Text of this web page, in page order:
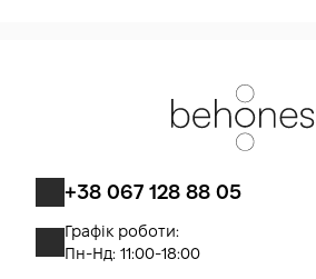
+38 067 128 88 05
Графік роботи:
Пн-Нд: 11:00-18:00